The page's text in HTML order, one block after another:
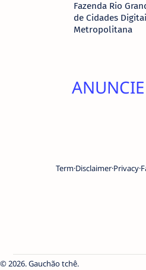
Fazenda Rio
de Cidades
Metropolitana
Term Disclaimer Privacy
2026.Gauchão tchê.